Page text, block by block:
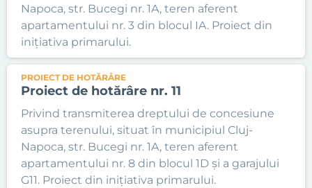
Napoca, str. Bucegi nr. 1A, teren aferent
apartamentului nr. 3 din blocul IA. Proiect din
inițiativa primarului.
PROIECT DE HOTĂRÂRE
Proiect de hotărâre nr. 11
Privind transmiterea dreptului de concesiune
asupra terenului, situat în municipiul Cluj-
Napoca, str. Bucegi nr. 1A, teren aferent
apartamentului nr. 8 din blocul 1D și a garajului
G11. Proiect din inițiativa primarului.